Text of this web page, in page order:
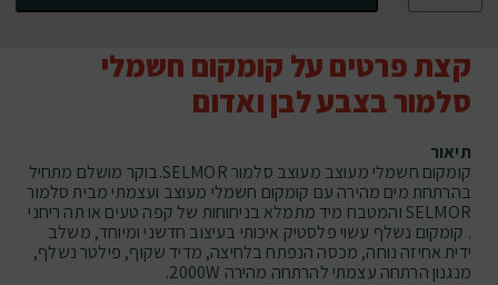
קצת פרטים על קומקום חשמלי
סלמור בצבע לבן ואדום
תיאור
קומקום חשמלי מעוצב מעוצב סלמור SELMOR.בוקר מושלם מתחיל
בהרתחת מים מהירה עם קומקום חשמלי מעוצב ועצמתי מבית סלמור
SELMOR והמטבח מיד מתמלא בניחוחות של קפה טעים או תה ריחני
. קומקום נשלף עשוי פלסטיק איכותי בעיצוב חדשני ומיוחד, משלב
ידית אחיזה נוחה, מכסה הנפתח בלחיצה, מדיד שקוף, פילטר נשלף,
מנגנון הרתחה עצמתי להרתחה מהירה 2000W.